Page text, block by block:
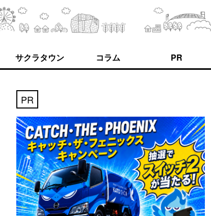
サクラタウン コラム PR
PR